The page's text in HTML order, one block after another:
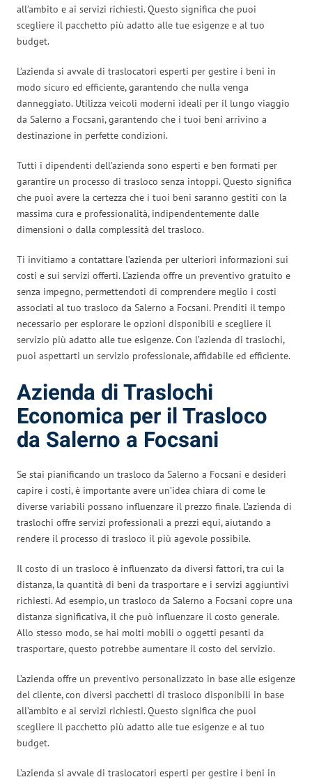
all’ambito e ai servizi richiesti. Questo significa che puoi
scegliere il pacchetto più adatto alle tue esigenze e al tuo
budget.
L’azienda si avvale di traslocatori esperti per gestire i beni in
modo sicuro ed efficiente, garantendo che nulla venga
danneggiato. Utilizza veicoli moderni ideali per il lungo viaggio
da Salerno a Focsani, garantendo che i tuoi beni arrivino a
destinazione in perfette condizioni.
Tutti i dipendenti dell’azienda sono esperti e ben formati per
garantire un processo di trasloco senza intoppi. Questo significa
che puoi avere la certezza che i tuoi beni saranno gestiti con la
massima cura e professionalità, indipendentemente dalle
dimensioni o dalla complessità del trasloco.
Ti invitiamo a contattare l’azienda per ulteriori informazioni sui
costi e sui servizi offerti. L’azienda offre un preventivo gratuito e
senza impegno, permettendoti di comprendere meglio i costi
associati al tuo trasloco da Salerno a Focsani. Prenditi il tempo
necessario per esplorare le opzioni disponibili e scegliere il
servizio più adatto alle tue esigenze. Con l’azienda di traslochi,
puoi aspettarti un servizio professionale, affidabile ed efficiente.
Azienda di Traslochi
Economica per il Trasloco
da Salerno a Focsani
Se stai pianificando un trasloco da Salerno a Focsani e desideri
capire i costi, è importante avere un’idea chiara di come le
diverse variabili possano influenzare il prezzo finale. L’azienda di
traslochi offre servizi professionali a prezzi equi, aiutando a
rendere il processo di trasloco il più agevole possibile.
Il costo di un trasloco è influenzato da diversi fattori, tra cui la
distanza, la quantità di beni da trasportare e i servizi aggiuntivi
richiesti. Ad esempio, un trasloco da Salerno a Focsani copre una
distanza significativa, il che può influenzare il costo generale.
Allo stesso modo, se hai molti mobili o oggetti pesanti da
trasportare, questo potrebbe aumentare il costo del servizio.
L’azienda offre un preventivo personalizzato in base alle esigenze
del cliente, con diversi pacchetti di trasloco disponibili in base
all’ambito e ai servizi richiesti. Questo significa che puoi
scegliere il pacchetto più adatto alle tue esigenze e al tuo
budget.
L’azienda si avvale di traslocatori esperti per gestire i beni in